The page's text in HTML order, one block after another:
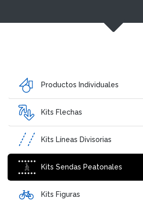
Productos Individuales
Kits Flechas
Kits Líneas Divisorias
Kits Sendas Peatonales
Kits Figuras